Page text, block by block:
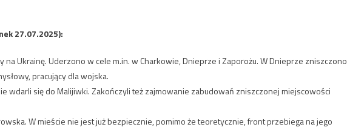
27.07.2025):
Ukrainę. Uderzono w cele m.in. w Charkowie, Dnieprze i Zaporożu. W Dnieprze zniszczono
pracujący dla wojska.
wdarli się do Malijiwki. Zakończyli też zajmowanie zabudowań zniszczonej miejscowości
W mieście nie jest już bezpiecznie, pomimo że teoretycznie, front przebiega na jego